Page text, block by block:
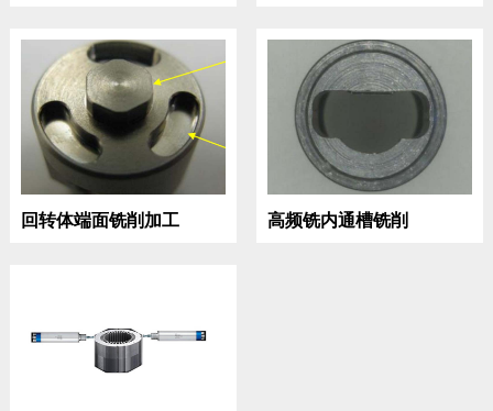
回转体端面铣削加工 高频铣内通槽铣削